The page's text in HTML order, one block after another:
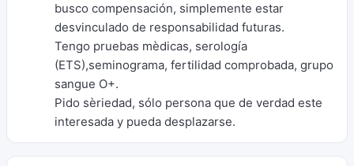
busco compensación, simplemente estar
desvinculado de responsabilidad futuras.
Tengo pruebas mèdicas, serología
(ETS),seminograma, fertilidad comprobada, grupo
sangue O+.
Pido sèriedad, sólo persona que de verdad este
interesada y pueda desplazarse.